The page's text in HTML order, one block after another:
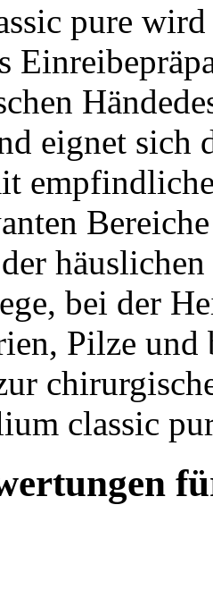
pure wird
eignet sich
bei der
Pilze
classic